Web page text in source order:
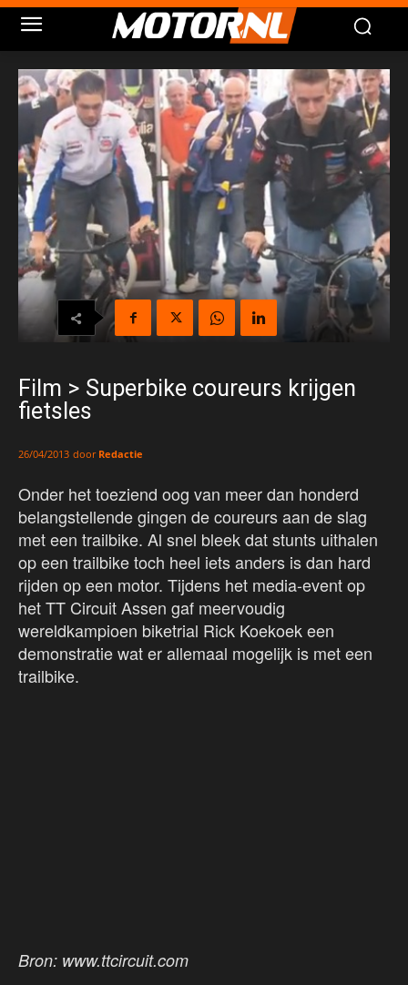
Film > Superbike coureurs krijgen
fietsles
26/04/2013 door Redactie
Onder het toeziend oog van meer dan honderd
belangstellende gingen de coureurs aan de slag
met een trailbike. Al snel bleek dat stunts uithalen
op een trailbike toch heel iets anders is dan hard
rijden op een motor. Tijdens het media-event op
het TT Circuit Assen gaf meervoudig
wereldkampioen biketrial Rick Koekoek een
demonstratie wat er allemaal mogelijk is met een
trailbike.
Bron: www.ttcircuit.com